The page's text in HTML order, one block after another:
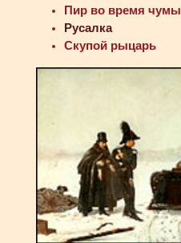
Пир во время чумы
Русалка
Скупой рыцарь